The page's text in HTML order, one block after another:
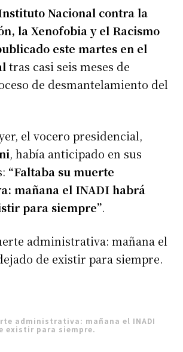
Nacional contra la
la Xenofobia y el Racismo
este martes en el
tras casi seis meses de
de desmantelamiento del
el vocero presidencial,
, había anticipado en sus
“Faltaba su muerte
mañana el INADI habrá
para siempre”.
administrativa: mañana el
de existir para siempre.
administrativa: mañana el INADI
existir para siempre.